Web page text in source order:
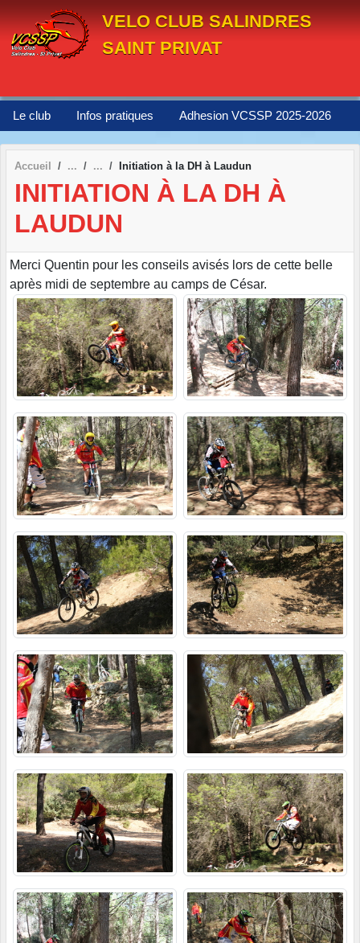
VELO CLUB SALINDRES
SAINT PRIVAT
Le club Infos pratiques Adhesion VCSSP 2025-2026
Accueil Initiation à la DH à Laudun
INITIATION À LA DH À
LAUDUN
Merci Quentin pour les conseils avisés lors de cette belle
après midi de septembre au camps de César.
Panneau de gestion des cookies